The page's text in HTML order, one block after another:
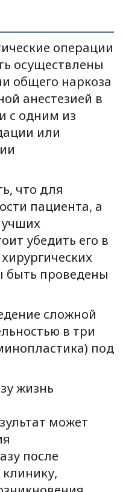
операции
осуществлены
общего наркоза
анестезией в
с одним из
или
что для
пациента, а
убедить его в
быть проведены
сложной
в три
под
жизнь
может
после